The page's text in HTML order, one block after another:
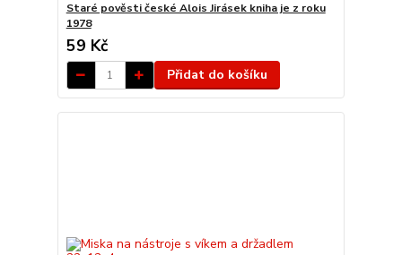
Staré pověsti české Alois Jirásek kniha je z roku
1978
59 Kč
Přidat do košíku